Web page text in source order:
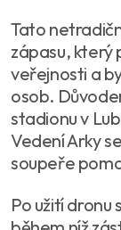
Tato
zápasu, který
veřejnosti a
osob.
stadionu v
Vedení Arky
soupeře
Po užití dronu